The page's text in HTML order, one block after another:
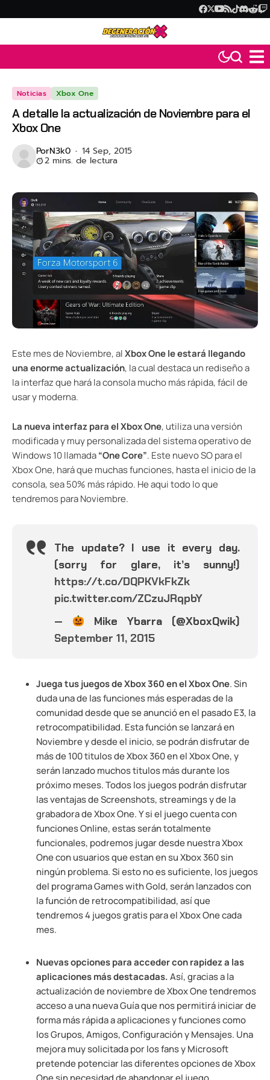
Noticias Xbox One
A detalle la actualización de Noviembre para el
Xbox One
PorN3k0 14 Sep, 2015
2 mins. de lectura
Este mes de Noviembre, alXbox One le estará llegando
una enorme actualización, la cual destaca un rediseño a
la interfaz que hará la consola mucho más rápida, fácil de
usar y moderna.
La nueva interfaz para el Xbox One, utiliza una versión
modificada y muy personalizada del sistema operativo de
Windows 10 llamada“One Core”. Este nuevo SO para el
Xbox One, hará que muchas funciones, hasta el inicio de la
consola, sea 50% más rápido. He aqui todo lo que
tendremos para Noviembre.
The update? I use it every day.
(sorry for glare, it’s sunny!)
https://t.co/DQPKVkFkZk
pic.twitter.com/ZCzuJRqpbY
—
Mike Ybarra (@XboxQwik)
September 11, 2015
Juega tus juegos de Xbox 360 en el Xbox One. Sin
duda una de las funciones más esperadas de la
comunidad desde que se anunció en el pasado E3, la
retrocompatibilidad. Esta función se lanzará en
Noviembre y desde el inicio, se podrán disfrutar de
más de 100 titulos de Xbox 360 en el Xbox One, y
serán lanzado muchos titulos más durante los
próximo meses. Todos los juegos podrán disfrutar
las ventajas de Screenshots, streamings y de la
grabadora de Xbox One. Y si el juego cuenta con
funciones Online, estas serán totalmente
funcionales, podremos jugar desde nuestra Xbox
One con usuarios que estan en su Xbox 360 sin
ningún problema. Si esto no es suficiente, los juegos
del programa Games with Gold, serán lanzados con
la función de retrocompatibilidad, así que
tendremos 4 juegos gratis para el Xbox One cada
mes.
Nuevas opciones para acceder con rapidez a las
aplicaciones más destacadas.Así, gracias a la
actualización de noviembre de Xbox One tendremos
acceso a una nueva Guía que nos permitirá iniciar de
forma más rápida a aplicaciones y funciones como
los Grupos, Amigos, Configuración y Mensajes. Una
mejora muy solicitada por los fans y Microsoft
pretende potenciar las diferentes opciones de Xbox